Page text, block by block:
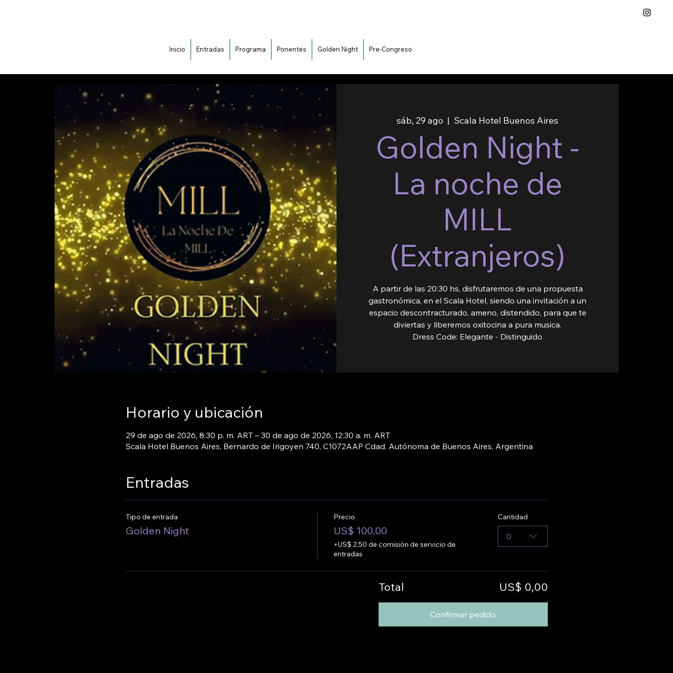
Inicio Entradas Programa Ponentes Golden Night Pre-Congreso
sáb, 29 ago
  |
Scala Hotel Buenos Aires
Golden Night -
La noche de
MILL
(Extranjeros)
A partir de las 20:30 hs, disfrutaremos de una propuesta
gastronómica, en el Scala Hotel, siendo una invitación a un
espacio descontracturado, ameno, distendido, para que te
diviertas y liberemos oxitocina a pura musica.
Dress Code: Elegante - Distinguido
Horario y ubicación
29 de ago de 2026, 8:30 p. m. ART – 30 de ago de 2026, 12:30 a. m. ART
Scala Hotel Buenos Aires, Bernardo de Irigoyen 740, C1072AAP Cdad. Autónoma de Buenos Aires, Argentina
Entradas
Tipo de entrada
Golden Night
Precio
US$ 100,00
+US$ 2,50 de comisión de servicio de
entradas
Cantidad
0
Total US$ 0,00
Confirmar pedido